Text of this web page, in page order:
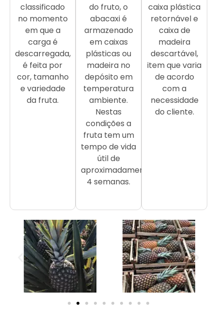
classificado
no momento
em que a
carga é
descarregada,
é feita por
cor, tamanho
e variedade
da fruta.
do fruto, o
abacaxi é
armazenado
em caixas
plásticas ou
madeira no
depósito em
temperatura
ambiente.
Nestas
condições a
fruta tem um
tempo de vida
útil de
aproximadamente
4 semanas.
caixa plástica
retornável e
caixa de
madeira
descartável,
item que varia
de acordo
com a
necessidade
do cliente.